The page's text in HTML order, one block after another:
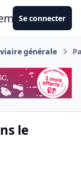
Se connecter
générale
le